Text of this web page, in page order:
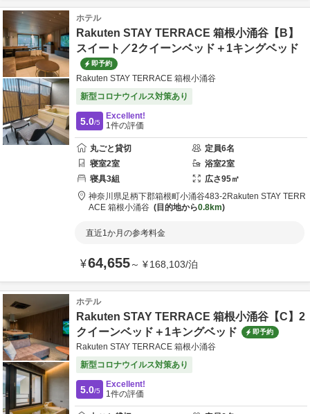
ホテル
Rakuten STAY TERRACE 箱根小涌谷【B】
スイート／2クイーンベッド＋1キングベッド
即予約
Rakuten STAY TERRACE 箱根小涌谷
新型コロナウイルス対策あり
5.0/5
Excellent!
1件の評価
丸ごと貸切 定員6名
寝室2室 浴室2室
寝具3組 広さ95㎡
神奈川県足柄下郡箱根町小涌谷483-2 Rakuten STAY TERR
ACE 箱根小涌谷
目的地から0.8km
直近1か月の参考料金
¥64,655～ ¥168,103/泊
ホテル
Rakuten STAY TERRACE 箱根小涌谷【C】2
クイーンベッド＋1キングベッド
即予約
Rakuten STAY TERRACE 箱根小涌谷
新型コロナウイルス対策あり
5.0/5
Excellent!
1件の評価